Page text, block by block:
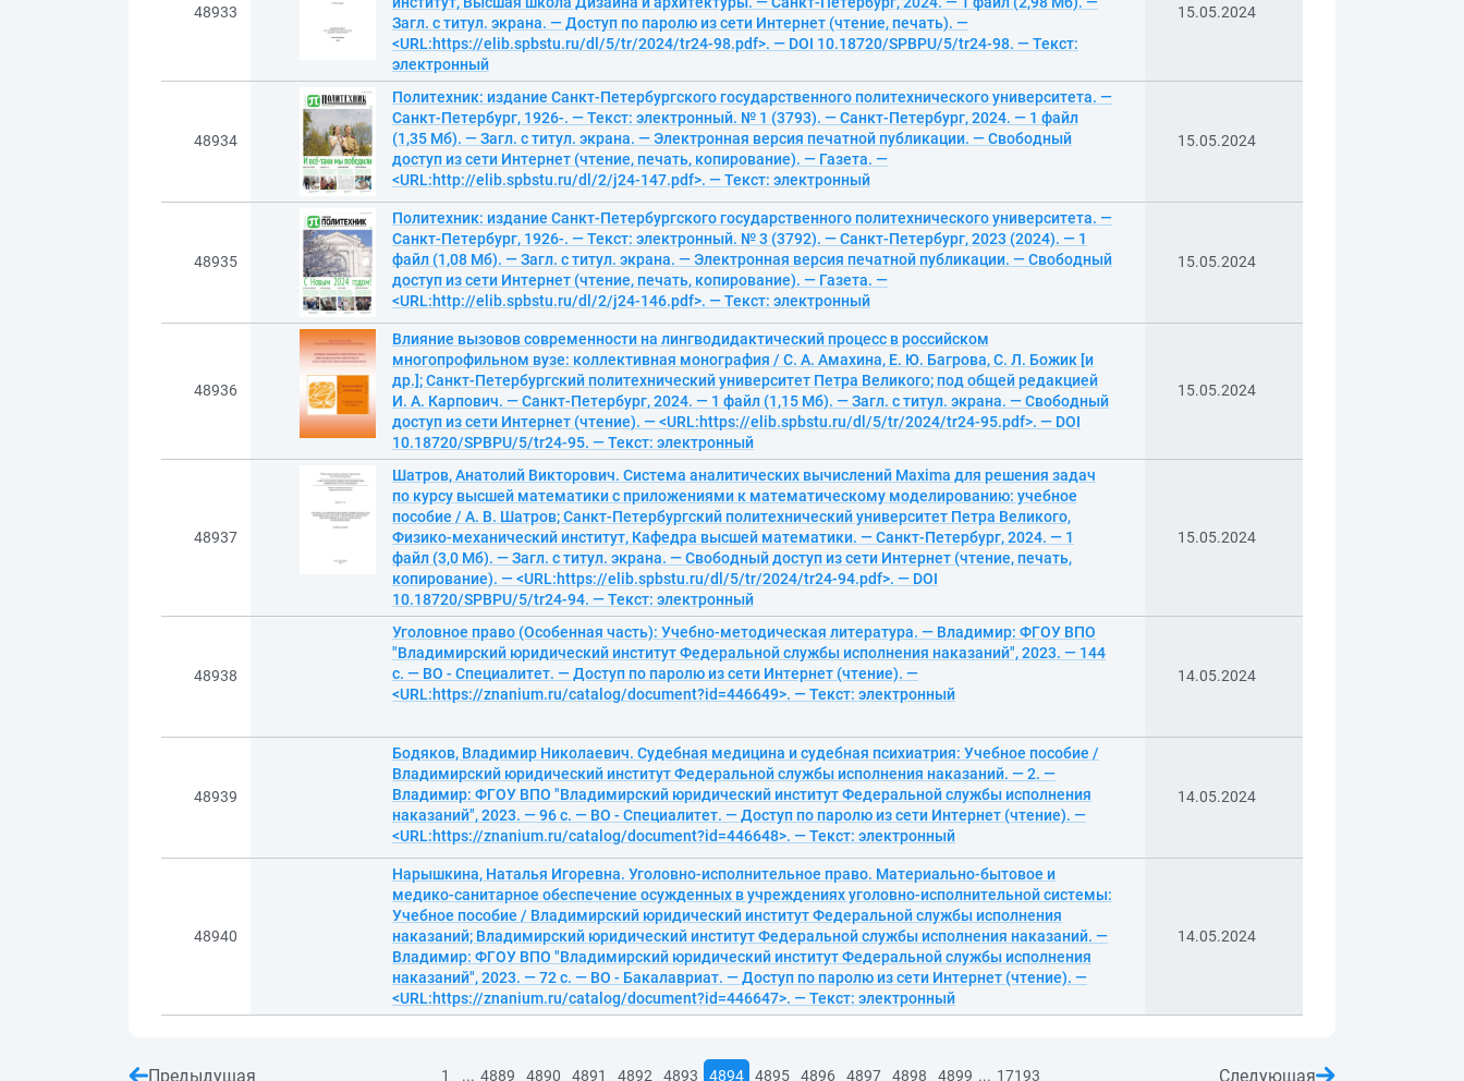
48933
Загл. с титул. экрана. — Доступ по паролю из сети Интернет (чтение, печать). —
<URL:https://elib.spbstu.ru/dl/5/tr/2024/tr24-98.pdf>. — DOI 10.18720/SPBPU/5/tr24-98. — Текст:
электронный
15.05.2024
48934
Политехник: издание Санкт-Петербургского государственного политехнического университета. —
Санкт-Петербург, 1926-. — Текст: электронный. № 1 (3793). — Санкт-Петербург, 2024. — 1 файл
(1,35 Мб). — Загл. с титул. экрана. — Электронная версия печатной публикации. — Свободный
доступ из сети Интернет (чтение, печать, копирование). — Газета. —
<URL:http://elib.spbstu.ru/dl/2/j24-147.pdf>. — Текст: электронный
15.05.2024
48935
Политехник: издание Санкт-Петербургского государственного политехнического университета. —
Санкт-Петербург, 1926-. — Текст: электронный. № 3 (3792). — Санкт-Петербург, 2023 (2024). — 1
файл (1,08 Мб). — Загл. с титул. экрана. — Электронная версия печатной публикации. — Свободный
доступ из сети Интернет (чтение, печать, копирование). — Газета. —
<URL:http://elib.spbstu.ru/dl/2/j24-146.pdf>. — Текст: электронный
15.05.2024
48936
Влияние вызовов современности на лингводидактический процесс в российском
многопрофильном вузе: коллективная монография / С. А. Амахина, Е. Ю. Багрова, С. Л. Божик [и
др.]; Санкт-Петербургский политехнический университет Петра Великого; под общей редакцией
И. А. Карпович. — Санкт-Петербург, 2024. — 1 файл (1,15 Мб). — Загл. с титул. экрана. — Свободный
доступ из сети Интернет (чтение). — <URL:https://elib.spbstu.ru/dl/5/tr/2024/tr24-95.pdf>. — DOI
10.18720/SPBPU/5/tr24-95. — Текст: электронный
15.05.2024
48937
Шатров, Анатолий Викторович. Система аналитических вычислений Maxima для решения задач
по курсу высшей математики с приложениями к математическому моделированию: учебное
пособие / А. В. Шатров; Санкт-Петербургский политехнический университет Петра Великого,
Физико-механический институт, Кафедра высшей математики. — Санкт-Петербург, 2024. — 1
файл (3,0 Мб). — Загл. с титул. экрана. — Свободный доступ из сети Интернет (чтение, печать,
копирование). — <URL:https://elib.spbstu.ru/dl/5/tr/2024/tr24-94.pdf>. — DOI
10.18720/SPBPU/5/tr24-94. — Текст: электронный
15.05.2024
48938
Уголовное право (Особенная часть): Учебно-методическая литература. — Владимир: ФГОУ ВПО
"Владимирский юридический институт Федеральной службы исполнения наказаний", 2023. — 144
с. — ВО - Специалитет. — Доступ по паролю из сети Интернет (чтение). —
<URL:https://znanium.ru/catalog/document?id=446649>. — Текст: электронный
14.05.2024
48939
Бодяков, Владимир Николаевич. Судебная медицина и судебная психиатрия: Учебное пособие /
Владимирский юридический институт Федеральной службы исполнения наказаний. — 2. —
Владимир: ФГОУ ВПО "Владимирский юридический институт Федеральной службы исполнения
наказаний", 2023. — 96 с. — ВО - Специалитет. — Доступ по паролю из сети Интернет (чтение). —
<URL:https://znanium.ru/catalog/document?id=446648>. — Текст: электронный
14.05.2024
48940
Нарышкина, Наталья Игоревна. Уголовно-исполнительное право. Материально-бытовое и
медико-санитарное обеспечение осужденных в учреждениях уголовно-исполнительной системы:
Учебное пособие / Владимирский юридический институт Федеральной службы исполнения
наказаний; Владимирский юридический институт Федеральной службы исполнения наказаний. —
Владимир: ФГОУ ВПО "Владимирский юридический институт Федеральной службы исполнения
наказаний", 2023. — 72 с. — ВО - Бакалавриат. — Доступ по паролю из сети Интернет (чтение). —
<URL:https://znanium.ru/catalog/document?id=446647>. — Текст: электронный
14.05.2024
Предыдущая 1 ... 4889 4890 4891 4892 4893 4894 4895 4896 4897 4898 4899 ... 17193 Следующая